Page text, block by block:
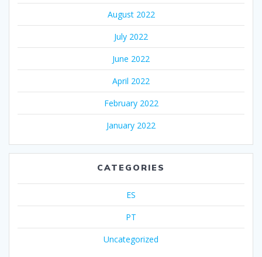
August 2022
July 2022
June 2022
April 2022
February 2022
January 2022
CATEGORIES
ES
PT
Uncategorized